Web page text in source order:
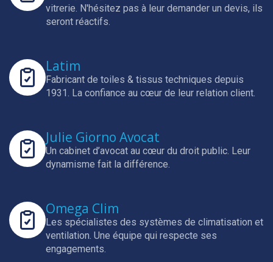
vitrerie. N'hésitez pas à leur demander un devis, ils
seront réactifs.
Latim
Fabricant de toiles & tissus techniques depuis
1931. La confiance au cœur de leur relation client.
Julie Giorno Avocat
Un cabinet d’avocat au cœur du droit public. Leur
dynamisme fait la différence.
Omega Clim
Les spécialistes des systèmes de climatisation et
ventilation. Une équipe qui respecte ses
engagements.